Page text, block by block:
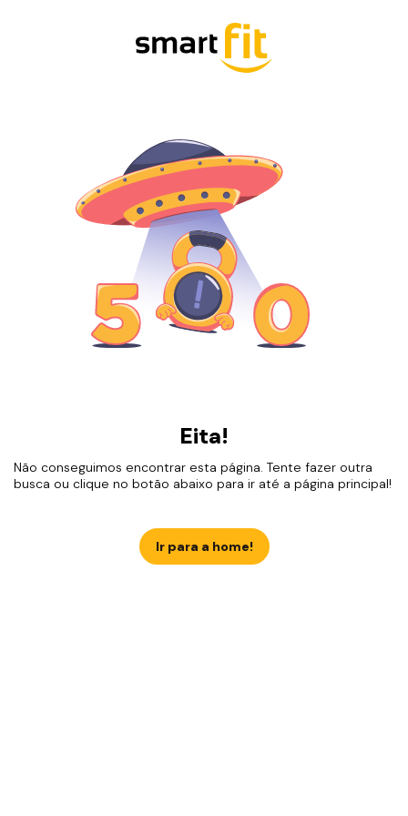
Eita!
Não conseguimos encontrar esta página. Tente fazer outra
busca ou clique no botão abaixo para ir até a página principal!
Ir para a home!